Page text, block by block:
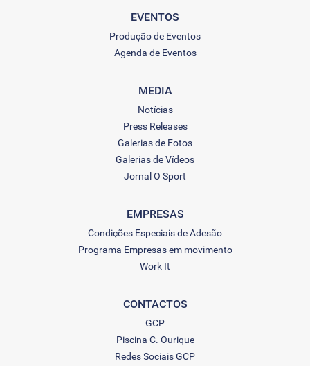
EVENTOS
Produção de Eventos
Agenda de Eventos
MEDIA
Notícias
Press Releases
Galerias de Fotos
Galerias de Vídeos
Jornal O Sport
EMPRESAS
Condições Especiais de Adesão
Programa Empresas em movimento
Work It
CONTACTOS
GCP
Piscina C. Ourique
Redes Sociais GCP